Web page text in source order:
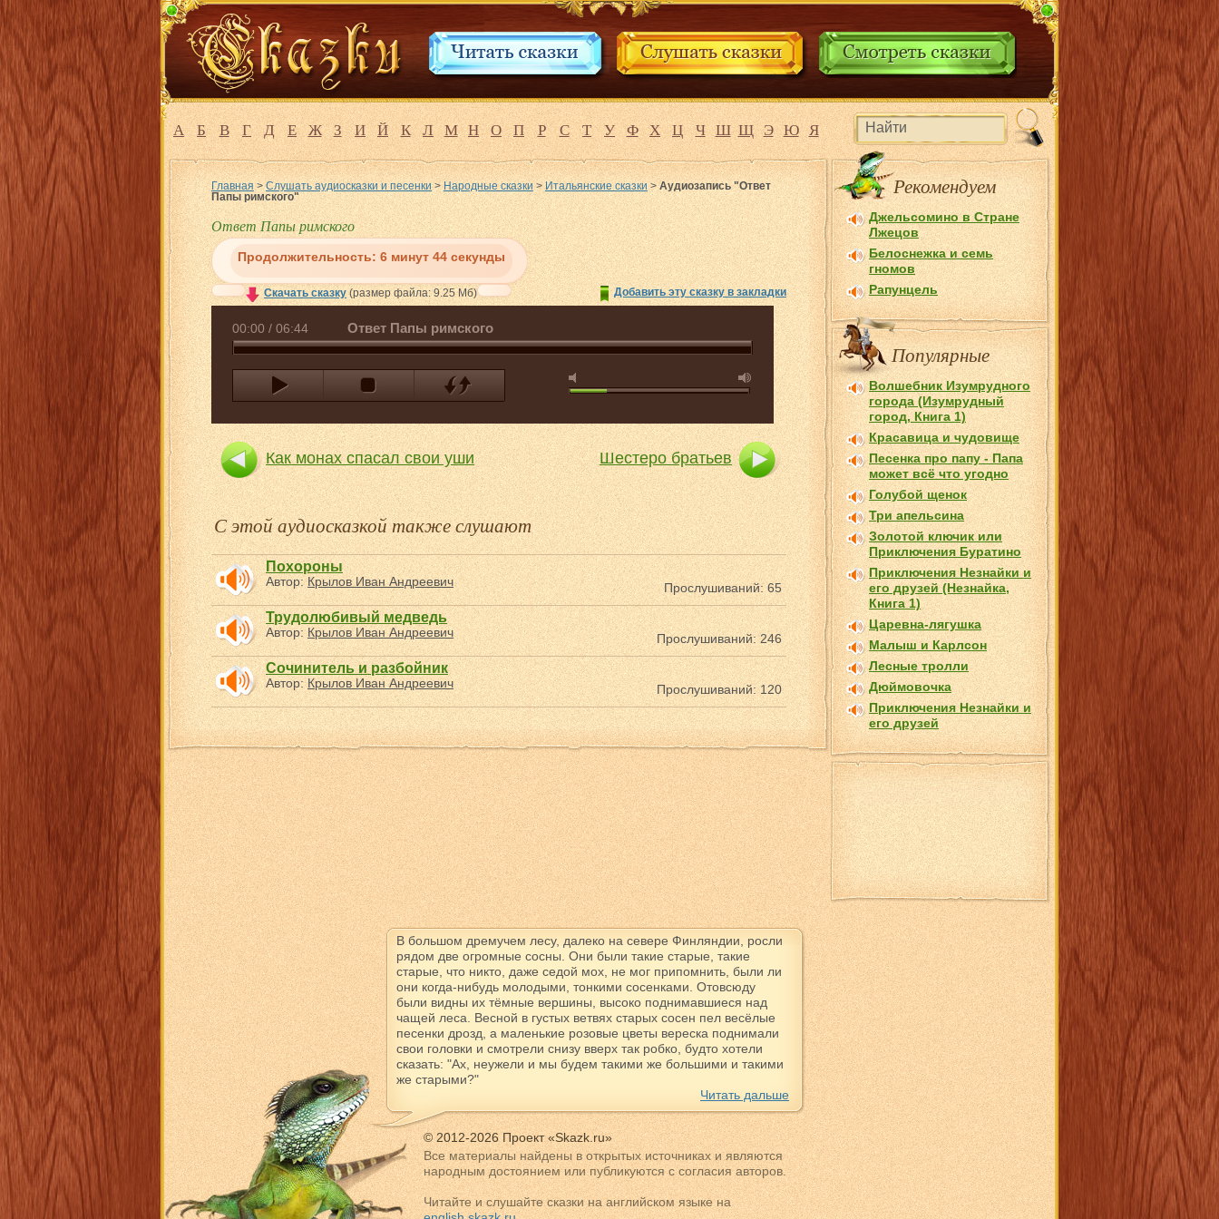
А Б В Г Д Е Ж З И Й К Л М Н О П Р С Т У Ф Х Ц Ч Ш Щ Э Ю Я
Рекомендуем
Джельсомино в Стране
Лжецов
Белоснежка и семь
гномов
Рапунцель
Популярные
Волшебник Изумрудного
города (Изумрудный
город, Книга 1)
Красавица и чудовище
Песенка про папу - Папа
может всё что угодно
Голубой щенок
Три апельсина
Золотой ключик или
Приключения Буратино
Приключения Незнайки и
его друзей (Незнайка,
Книга 1)
Царевна-лягушка
Малыш и Карлсон
Лесные тролли
Дюймовочка
Приключения Незнайки и
его друзей
Главная >Слушать аудиосказки и песенки>Народные сказки > Итальянские сказки>Аудиозапись "Ответ
Папы римского"
Ответ Папы римского
Продолжительность: 6 минут 44 секунды
Скачать сказку(размер файла: 9.25 Мб) Добавить эту сказку в закладки
00:00 / 06:44 Ответ Папы римского
Как монах спасал свои уши Шестеро братьев
С этой аудиосказкой также слушают
Похороны
Автор:Крылов Иван Андреевич Прослушиваний: 65
Трудолюбивый медведь
Автор:Крылов Иван Андреевич Прослушиваний: 246
Сочинитель и разбойник
Автор:Крылов Иван Андреевич Прослушиваний: 120
В большом дремучем лесу, далеко на севере Финляндии, росли
рядом две огромные сосны. Они были такие старые, такие
старые, что никто, даже седой мох, не мог припомнить, были ли
они когда-нибудь молодыми, тонкими сосенками. Отовсюду
были видны их тёмные вершины, высоко поднимавшиеся над
чащей леса. Весной в густых ветвях старых сосен пел весёлые
песенки дрозд, а маленькие розовые цветы вереска поднимали
свои головки и смотрели снизу вверх так робко, будто хотели
сказать: "Ах, неужели и мы будем такими же большими и такими
же старыми?"
Читать дальше
© 2012-2026 Проект «Skazk.ru»
Все материалы найдены в открытых источниках и являются
народным достоянием или публикуются с согласия авторов.
Читайте и слушайте сказки на английском языке на